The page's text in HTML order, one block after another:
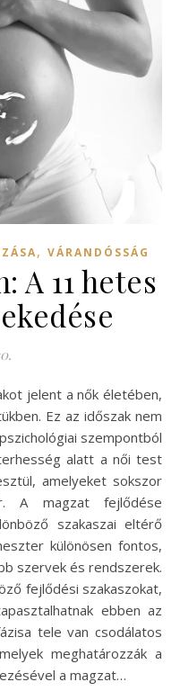
, VÁRANDÓSSÁG
A 11 hetes
Ez az időszak nem
szempontból
alatt a női test
amelyeket sokszor
A magzat fejlődése
szakaszai eltérő
különösen fontos,
szervek és rendszerek.
fejlődési szakaszokat,
ebben az
tele van csodálatos
meghatározzák a
a magzat…